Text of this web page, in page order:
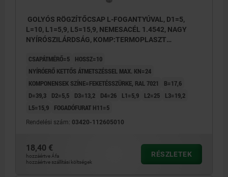
GOLYÓS RÖGZÍTŐCSAP L-FOGANTYÚVAL, D1=5,
L=10, L1=5,9, L5=15,9, NEMESACÉL 1.4542, NAGY
NYÍRÓSZILÁRDSÁG, KOMP:TERMOPLASZT
CSAPÁTMÉRŐ=5
HOSSZ=10
NYÍRÓERŐ KETTŐS ÁTMETSZÉSSEL MAX. KN=24
KOMPONENSEK SZÍNE=FEKETÉSSZÜRKE, RAL 7021
B=17,6
D=39,3
D2=5,5 D3=13,2 D4=26 L1=5,9 L2=25
L3=19,2
L5=15,9
FOGADÓFURAT H11=5
Rendelési szám: 03420-112605010
18,40 €
hozzáértve Áfa
hozzáértve szállítási költségek
RÉSZLETEK